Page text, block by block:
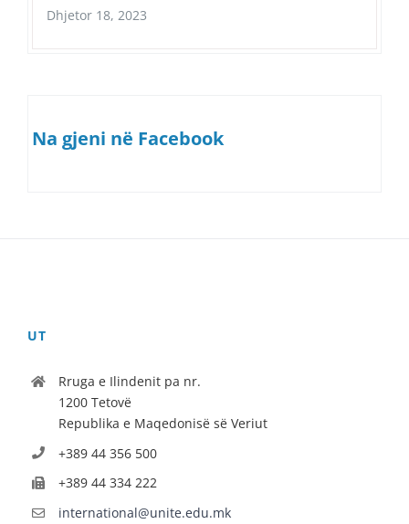
Dhjetor 18, 2023
Na gjeni në Facebook
UT
Rruga e Ilindenit pa nr.
1200 Tetovë
Republika e Maqedonisë së Veriut
+389 44 356 500
+389 44 334 222
international@unite.edu.mk